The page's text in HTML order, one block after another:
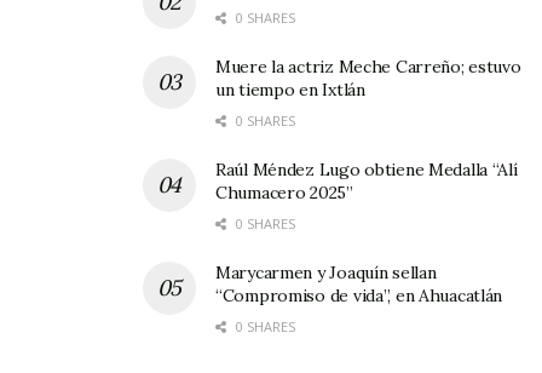
0 SHARES
Muere la actriz Meche Carreño; estuvo
un tiempo en Ixtlán
0 SHARES
Raúl Méndez Lugo obtiene Medalla “Alí
Chumacero 2025”
0 SHARES
Marycarmen y Joaquín sellan
“Compromiso de vida”, en Ahuacatlán
0 SHARES